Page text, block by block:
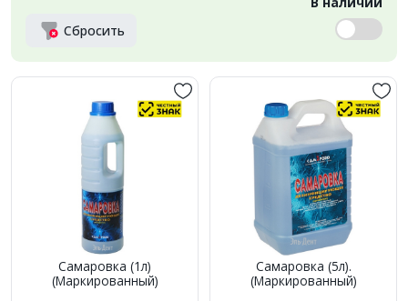
Сбросить
Самаровка (1л)
(Маркированный)
Самаровка (5л).
(Маркированный)